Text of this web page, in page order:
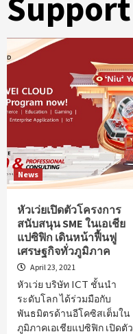
News
หัวเว่ยเปิดตัวโครงการ
สนับสนุน SME ในเอเชีย
แปซิฟิก เดินหน้าฟื้นฟู
เศรษฐกิจทั่วภูมิภาค
April 23, 2021
หัวเว่ย บริษัท ICT ชั้นนำ
ระดับโลก ได้ร่วมมือกับ
พันธมิตรด้านอีโคซิสเต็มใน
ภูมิภาคเอเชียแปซิฟิก เปิดตัว